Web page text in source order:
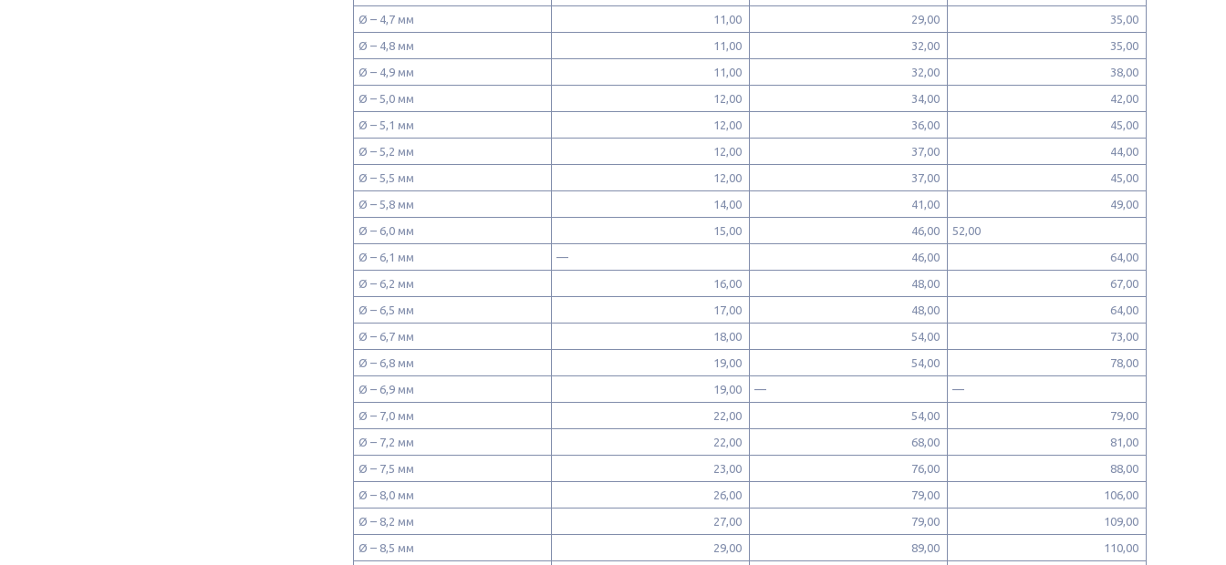
Ø – 4,7 мм 11,00 29,00 35,00
Ø – 4,8 мм 11,00 32,00 35,00
Ø – 4,9 мм 11,00 32,00 38,00
Ø – 5,0 мм 12,00 34,00 42,00
Ø – 5,1 мм 12,00 36,00 45,00
Ø – 5,2 мм 12,00 37,00 44,00
Ø – 5,5 мм 12,00 37,00 45,00
Ø – 5,8 мм 14,00 41,00 49,00
Ø – 6,0 мм 15,00 46,00 52,00
Ø – 6,1 мм — 46,00 64,00
Ø – 6,2 мм 16,00 48,00 67,00
Ø – 6,5 мм 17,00 48,00 64,00
Ø – 6,7 мм 18,00 54,00 73,00
Ø – 6,8 мм 19,00 54,00 78,00
Ø – 6,9 мм 19,00 — —
Ø – 7,0 мм 22,00 54,00 79,00
Ø – 7,2 мм 22,00 68,00 81,00
Ø – 7,5 мм 23,00 76,00 88,00
Ø – 8,0 мм 26,00 79,00 106,00
Ø – 8,2 мм 27,00 79,00 109,00
Ø – 8,5 мм 29,00 89,00 110,00